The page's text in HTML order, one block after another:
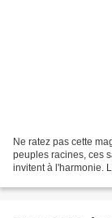
Ne ratez pas cette
peuples racines, ces
invitent à l'harmonie.